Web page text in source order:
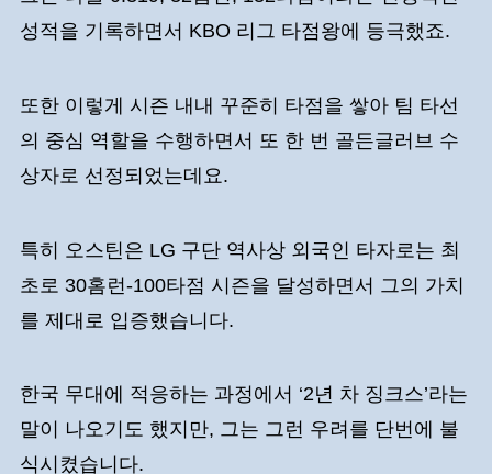
성적을 기록하면서 KBO 리그 타점왕에 등극했죠.
또한 이렇게 시즌 내내 꾸준히 타점을 쌓아 팀 타선
의 중심 역할을 수행하면서 또 한 번 골든글러브 수
상자로 선정되었는데요.
특히 오스틴은 LG 구단 역사상 외국인 타자로는 최
초로 30홈런-100타점 시즌을 달성하면서 그의 가치
를 제대로 입증했습니다.
한국 무대에 적응하는 과정에서 ‘2년 차 징크스’라는
말이 나오기도 했지만, 그는 그런 우려를 단번에 불
식시켰습니다.